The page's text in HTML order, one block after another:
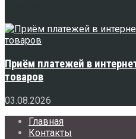
Приём платежей в
товаров
03.08.2026
Главная
Контакты